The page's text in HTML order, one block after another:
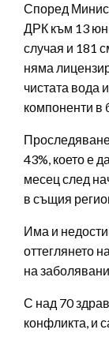
Според
ДРК към 13
случая и 181
няма
чистата вода
компоненти в
43%, което е
месец след
в същия
Има и
оттеглянето
на
С над 70
конфликта, и